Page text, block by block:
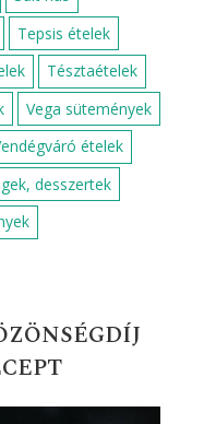
RECEPT!
receptek
sütemények
sütik
Egytálételek
édességek
sütemények
Húsos ételek
receptek